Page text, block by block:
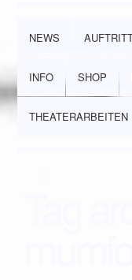
NEWS
INFO SHOP
THEATERARBEITEN